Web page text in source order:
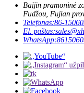
Baijin pramoninė
Fudžou, Fujian
Telefonas:86-
El. paštas:
WhatsApp: